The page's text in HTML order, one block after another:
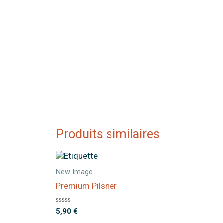
Produits similaires
New Image
Premium Pilsner
Note
5,90 €